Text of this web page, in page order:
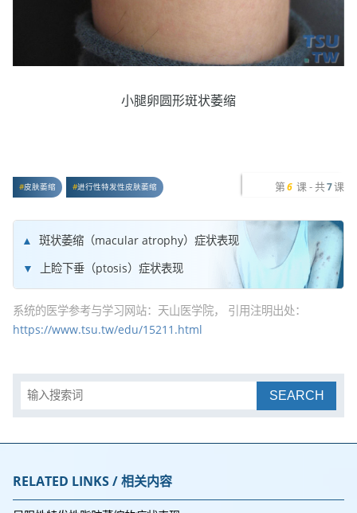
小腿卵圆形斑状萎缩
皮肤萎缩 进行性特发性皮肤萎缩 第 6 课 - 共7课
斑状萎缩（macular atrophy）症状表现
上睑下垂（ptosis）症状表现
系统的医学参考与学习网站：天山医学院， 引用注明出处：
https://www.tsu.tw/edu/15211.html
SEARCH
RELATED LINKS / 相关内容